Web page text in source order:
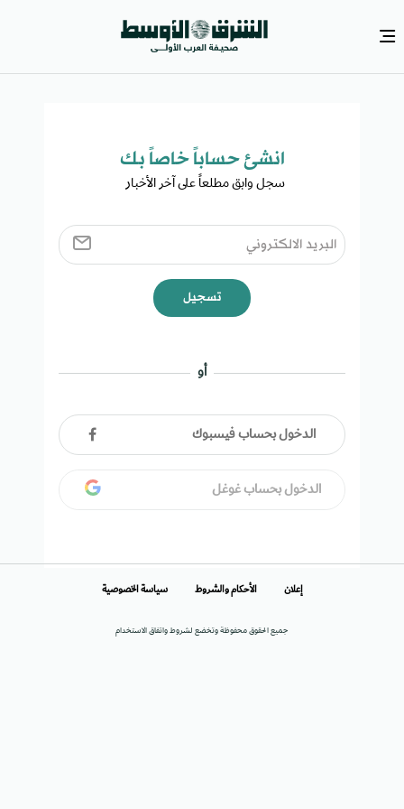
انشئ حساباً خاصاً بك​
سجل وابق مطلعاً على آخر الأخبار ​
تسجيل
أو
الدخول بحساب فيسبوك
الدخول بحساب غوغل
جميع الحقوق محفوظة وتخضع لشروط واتفاق الاستخدام
إعلان الأحكام والشروط سياسة الخصوصية